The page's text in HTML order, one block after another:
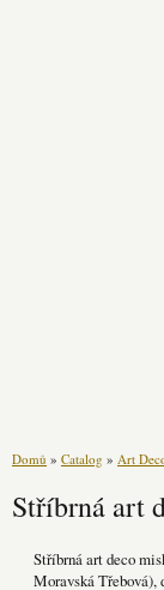
Domů » Catalog » Art
Stříbrná art
Stříbrná art deco
Moravská Třebová),